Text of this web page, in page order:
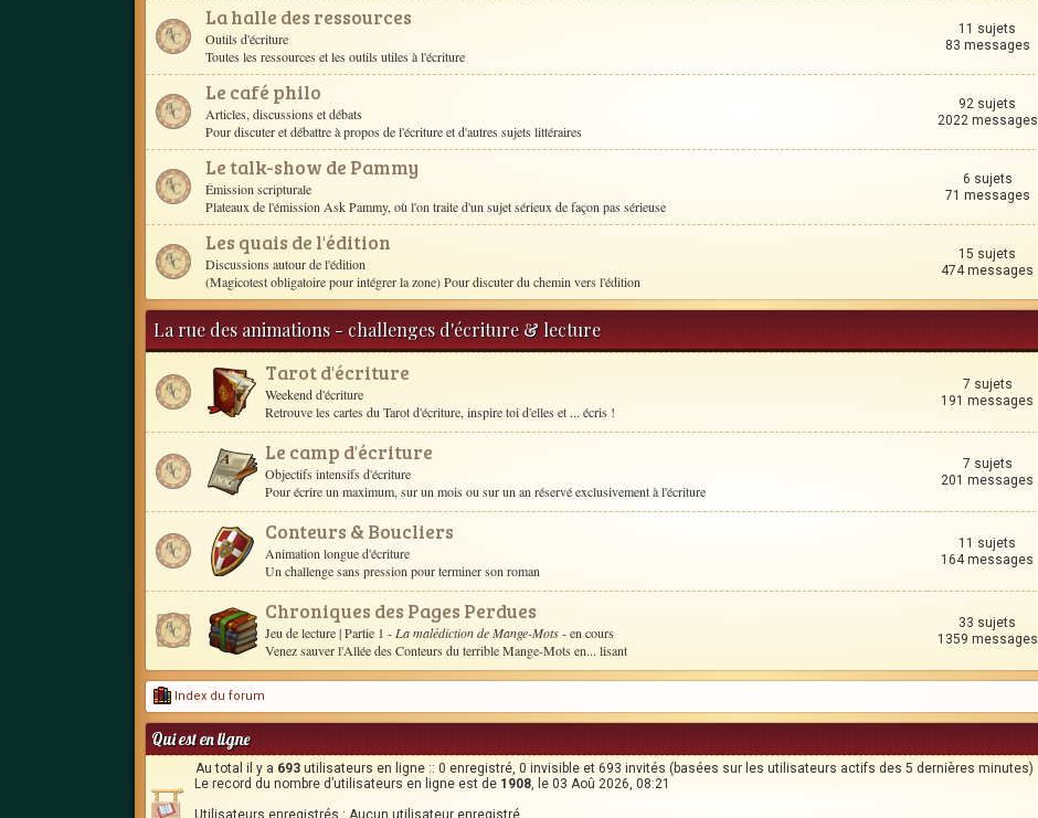
La halle des ressources
Outils d'écriture
Toutes les ressources et les outils utiles à l'écriture
11 sujets
83 messages
Le café philo
Articles, discussions et débats
Pour discuter et débattre à propos de l'écriture et d'autres sujets littéraires
92 sujets
2022 messages
Le talk-show de Pammy
Émission scripturale
Plateaux de l'émission Ask Pammy, où l'on traite d'un sujet sérieux de façon pas sérieuse
6 sujets
71 messages
Les quais de l'édition
Discussions autour de l'édition
(Magicotest obligatoire pour intégrer la zone) Pour discuter du chemin vers l'édition
15 sujets
474 messages
La rue des animations - challenges d'écriture & lecture
Tarot d'écriture
Weekend d'écriture
Retrouve les cartes du Tarot d'écriture, inspire toi d'elles et ... écris !
7 sujets
191 messages
Le camp d'écriture
Objectifs intensifs d'écriture
Pour écrire un maximum, sur un mois ou sur un an réservé exclusivement à l'écriture
7 sujets
201 messages
Conteurs & Boucliers
Animation longue d'écriture
Un challenge sans pression pour terminer son roman
11 sujets
164 messages
Chroniques des Pages Perdues
Jeu de lecture| Partie 1 - La malédiction de Mange-Mots- en cours
Venez sauver l'Allée des Conteurs du terrible Mange-Mots en... lisant
33 sujets
1359 messages
Index du forum
Qui est en ligne
Au total il y a 693 utilisateurs en ligne :: 0 enregistré, 0 invisible et 693 invités (basées sur les utilisateurs actifs des 5 dernières minutes)
Le record du nombre d’utilisateurs en ligne est de 1908, le 03 Aoû 2026, 08:21
Utilisateurs enregistrés : Aucun utilisateur enregistré